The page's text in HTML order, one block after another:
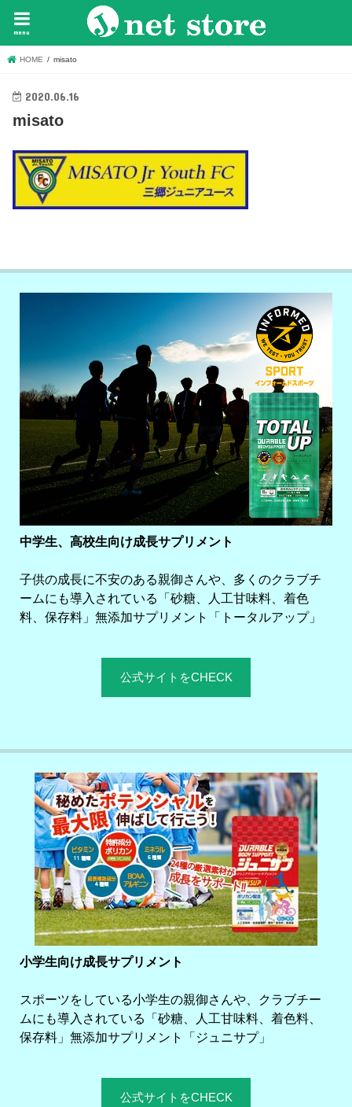
menu
HOME misato
2020.06.16
misato
中学生、高校生向け成長サプリメント
子供の成長に不安のある親御さんや、多くのクラブチ
ームにも導入されている「砂糖、人工甘味料、着色
料、保存料」無添加サプリメント「トータルアップ」
公式サイトをCHECK
小学生向け成長サプリメント
スポーツをしている小学生の親御さんや、クラブチー
ムにも導入されている「砂糖、人工甘味料、着色料、
保存料」無添加サプリメント「ジュニサプ」
公式サイトをCHECK